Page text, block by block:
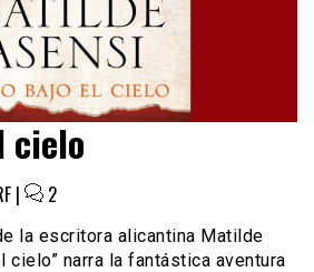
cielo
| 2
la escritora alicantina Matilde
cielo” narra la fantástica aventura